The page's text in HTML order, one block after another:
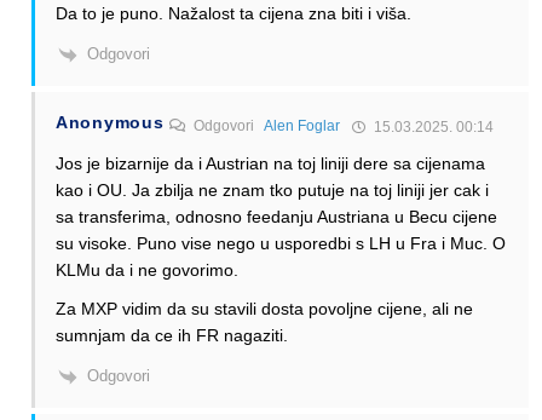
Da to je puno. Nažalost ta cijena zna biti i viša.
Odgovori
Anonymous OdgovoriAlen Foglar 15.03.2025. 00:14
Jos je bizarnije da i Austrian na toj liniji dere sa cijenama
kao i OU. Ja zbilja ne znam tko putuje na toj liniji jer cak i
sa transferima, odnosno feedanju Austriana u Becu cijene
su visoke. Puno vise nego u usporedbi s LH u Fra i Muc. O
KLMu da i ne govorimo.
Za MXP vidim da su stavili dosta povoljne cijene, ali ne
sumnjam da ce ih FR nagaziti.
Odgovori